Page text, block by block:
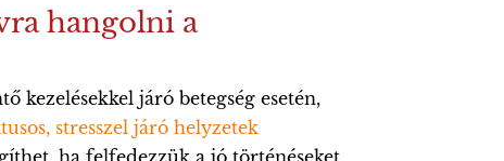
hangolni a
kezelésekkel járó betegség esetén,
stresszel járó helyzetek
ha felfedezzük a jó történéseket